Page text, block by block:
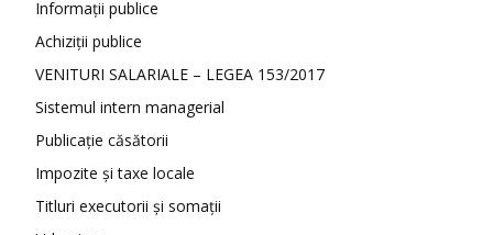
Informații publice
Achiziții publice
VENITURI SALARIALE – LEGEA 153/2017
Sistemul intern managerial
Publicație căsătorii
Impozite și taxe locale
Titluri executorii și somații